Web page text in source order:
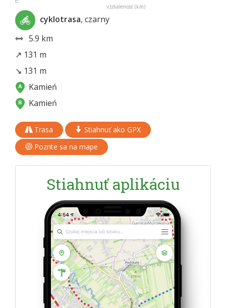
vzdialenosť (km)
cyklotrasa, czarny
5.9 km
↗ 131 m
↘ 131 m
Kamień
Kamień
Trasa
Stiahnuť ako GPX
Pozrite sa na mape
Stiahnuť aplikáciu